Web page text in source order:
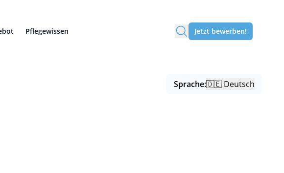
Pflegewissen Jetzt bewerben!
Sprache:🇩🇪 Deutsch